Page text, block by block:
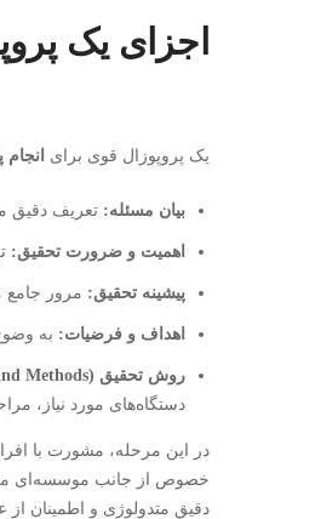
اجزای یک
یک پروپوزال قوی برای
بیان مسئله: تعریف دقیق
اهمیت و ضرورت تحقیق:
پیشینه تحقیق: مرور جامع
اهداف و فرضیات: به
روش تحقیق (Materials and Methods):
دستگاه‌های مورد نیاز،
در این مرحله، مشورت با
خصوص از جانب موسسه‌ای
دقیق متدولوژی و اطمینان